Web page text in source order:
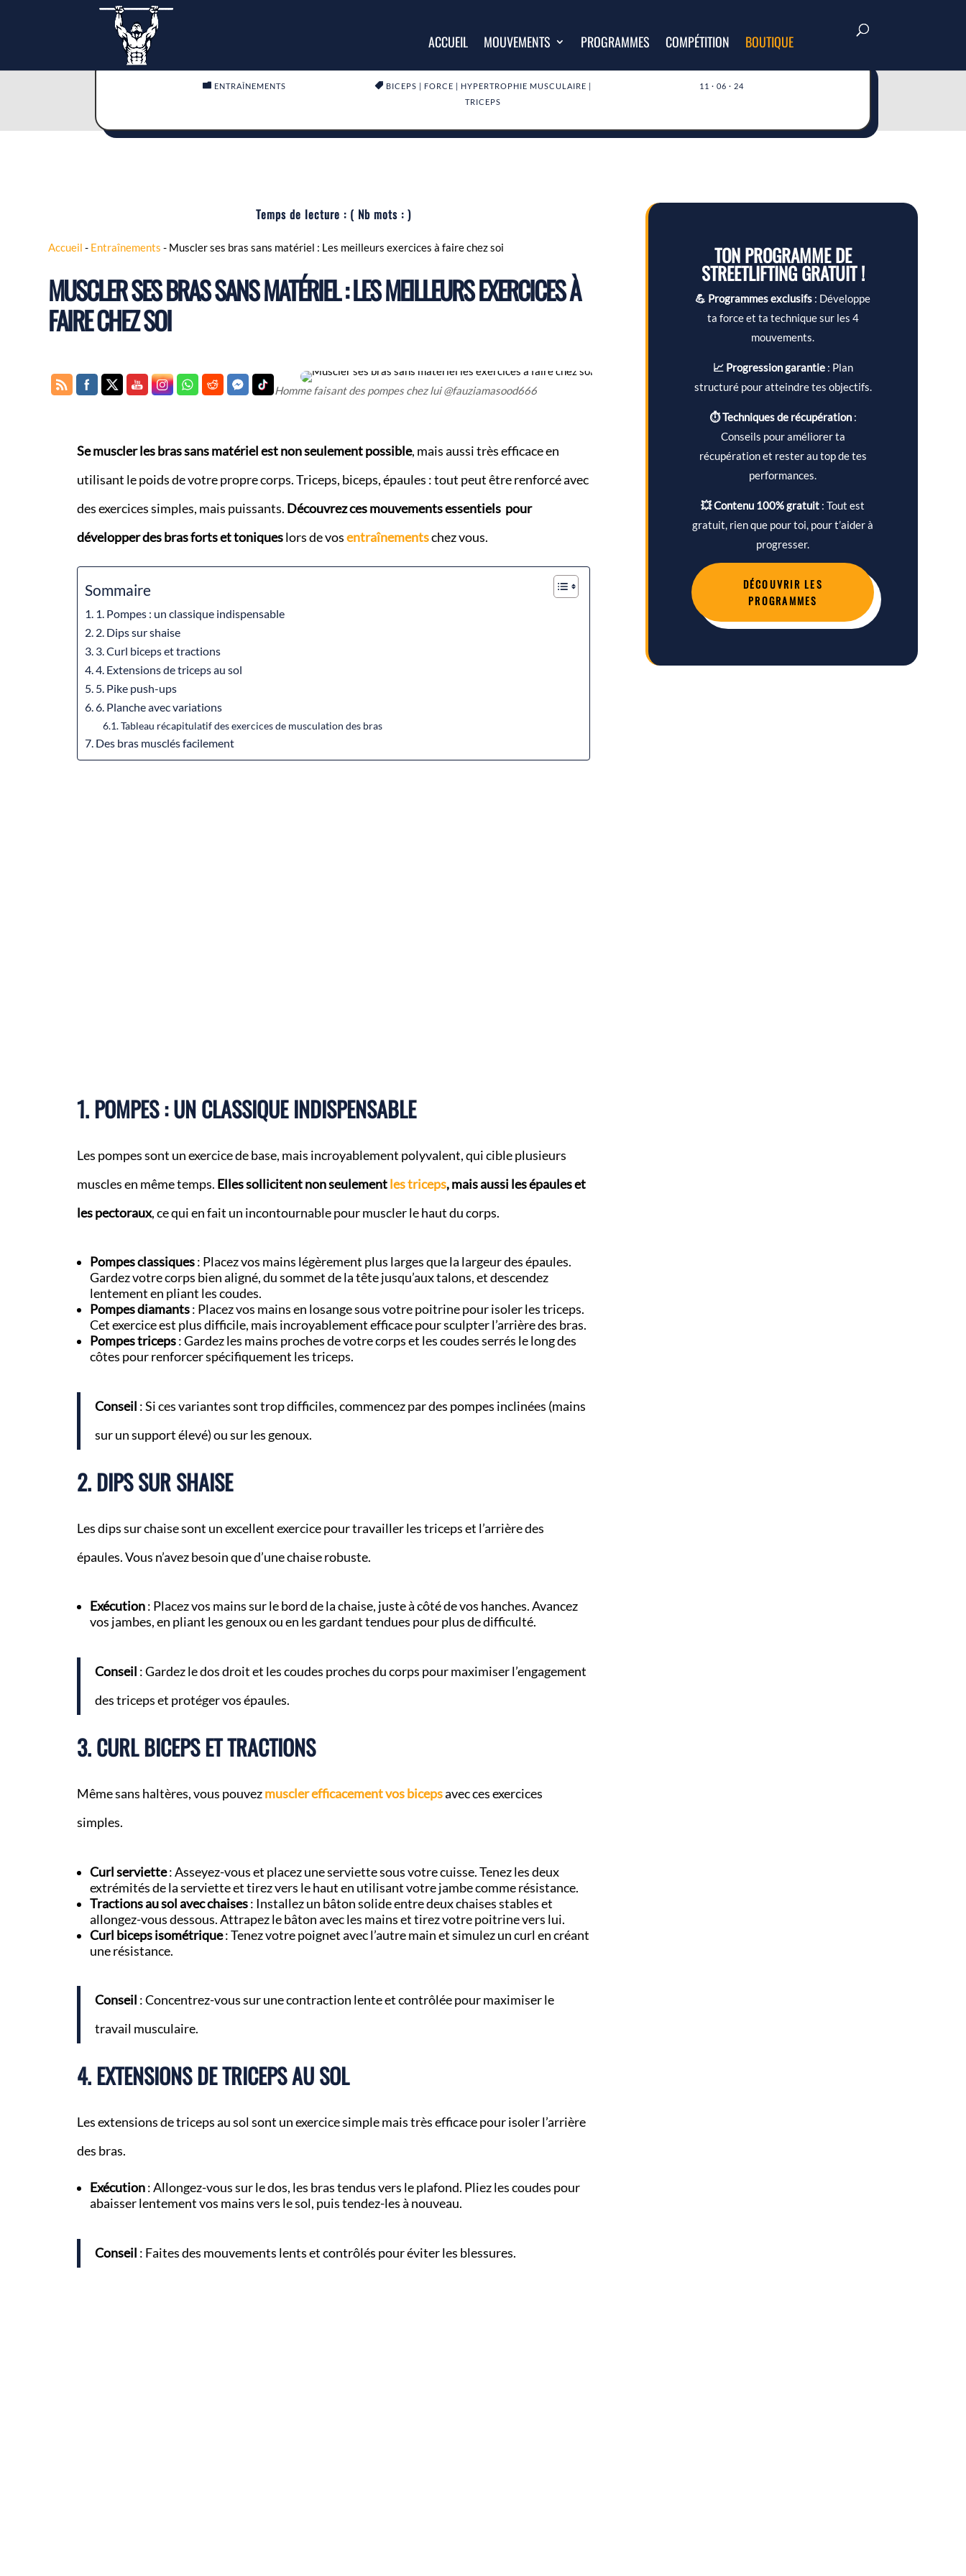
ACCUEIL MOUVEMENTS PROGRAMMES COMPÉTITION BOUTIQUE
 ENTRAÎNEMENTS  BICEPS | FORCE | HYPERTROPHIE MUSCULAIRE |
TRICEPS
11 · 06 · 24
Temps de lecture : ( Nb mots :)
Accueil - Entraînements - Muscler ses bras sans matériel : Les meilleurs exercices à faire chez soi
MUSCLER SES BRAS SANS MATÉRIEL : LES MEILLEURS EXERCICES À
FAIRE CHEZ SOI
Homme faisant des pompes chez lui @fauziamasood666
Se muscler les bras sans matériel est non seulement possible, mais aussi très efficace en
utilisant le poids de votre propre corps. Triceps, biceps, épaules : tout peut être renforcé avec
des exercices simples, mais puissants. Découvrez ces mouvements essentiels pour
développer des bras forts et toniqueslors de vosentraînementschez vous.
Sommaire
1. Pompes : un classique indispensable
2. Dips sur shaise
3. Curl biceps et tractions
4. Extensions de triceps au sol
5. Pike push-ups
6. Planche avec variations
Tableau récapitulatif des exercices de musculation des bras
Des bras musclés facilement
1. POMPES : UN CLASSIQUE INDISPENSABLE
Les pompes sont un exercice de base, mais incroyablement polyvalent, qui cible plusieurs
muscles en même temps. Elles sollicitent non seulementles triceps, mais aussi les épaules et
les pectoraux, ce qui en fait un incontournable pour muscler le haut du corps.
Pompes classiques: Placez vos mains légèrement plus larges que la largeur des épaules.
Gardez votre corps bien aligné, du sommet de la tête jusqu’aux talons, et descendez
lentement en pliant les coudes.
Pompes diamants: Placez vos mains en losange sous votre poitrine pour isoler les triceps.
Cet exercice est plus difficile, mais incroyablement efficace pour sculpter l’arrière des bras.
Pompes triceps: Gardez les mains proches de votre corps et les coudes serrés le long des
côtes pour renforcer spécifiquement les triceps.
Conseil : Si ces variantes sont trop difficiles, commencez par des pompes inclinées (mains
sur un support élevé) ou sur les genoux.
2. DIPS SUR SHAISE
Les dips sur chaise sont un excellent exercice pour travailler les triceps et l’arrière des
épaules. Vous n’avez besoin que d’une chaise robuste.
Exécution: Placez vos mains sur le bord de la chaise, juste à côté de vos hanches. Avancez
vos jambes, en pliant les genoux ou en les gardant tendues pour plus de difficulté.
Conseil : Gardez le dos droit et les coudes proches du corps pour maximiser l’engagement
des triceps et protéger vos épaules.
3. CURL BICEPS ET TRACTIONS
Même sans haltères, vous pouvezmuscler efficacement vos bicepsavec ces exercices
simples.
Curl serviette: Asseyez-vous et placez une serviette sous votre cuisse. Tenez les deux
extrémités de la serviette et tirez vers le haut en utilisant votre jambe comme résistance.
Tractions au sol avec chaises: Installez un bâton solide entre deux chaises stables et
allongez-vous dessous. Attrapez le bâton avec les mains et tirez votre poitrine vers lui.
Curl biceps isométrique: Tenez votre poignet avec l’autre main et simulez un curl en créant
une résistance.
Conseil : Concentrez-vous sur une contraction lente et contrôlée pour maximiser le
travail musculaire.
4. EXTENSIONS DE TRICEPS AU SOL
Les extensions de triceps au sol sont un exercice simple mais très efficace pour isoler l’arrière
des bras.
Exécution: Allongez-vous sur le dos, les bras tendus vers le plafond. Pliez les coudes pour
abaisser lentement vos mains vers le sol, puis tendez-les à nouveau.
Conseil : Faites des mouvements lents et contrôlés pour éviter les blessures.
TON PROGRAMME DE
STREETLIFTING GRATUIT !
💪 Programmes exclusifs : Développe
ta force et ta technique sur les 4
mouvements.
📈 Progression garantie: Plan
structuré pour atteindre tes objectifs.
⏱ Techniques de récupération :
Conseils pour améliorer ta
récupération et rester au top de tes
performances.
💥 Contenu 100% gratuit : Tout est
gratuit, rien que pour toi, pour t’aider à
progresser.
DÉCOUVRIR LES
PROGRAMMES